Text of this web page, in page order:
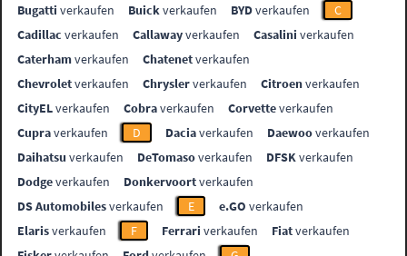
Bugatti verkaufen Buickverkaufen BYDverkaufen
C
Cadillac verkaufen Callawayverkaufen Casalini verkaufen
Caterhamverkaufen Chatenetverkaufen
Chevroletverkaufen Chryslerverkaufen Citroenverkaufen
CityELverkaufen Cobraverkaufen Corvetteverkaufen
Cupraverkaufen D Daciaverkaufen Daewooverkaufen
Daihatsu verkaufen DeTomasoverkaufen DFSKverkaufen
Dodgeverkaufen Donkervoortverkaufen
DS Automobilesverkaufen E e.GO verkaufen
Elarisverkaufen F Ferrari verkaufen Fiatverkaufen